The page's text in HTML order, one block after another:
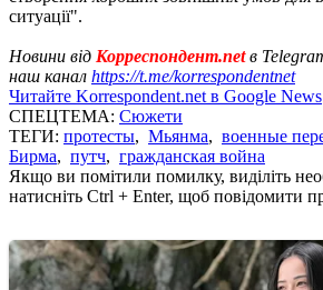
ситуації".
Новини від Корреспондент.netв
наш канал https://t.me/korrespondentnet
Читайте Korrespondent.net в Google News
СПЕЦТЕМА: Сюжети
ТЕГИ: протесты, Мьянма, военные
Бирма, путч, гражданская война
Якщо ви помітили помилку, виділіть
натисніть Ctrl + Enter, щоб повідомити